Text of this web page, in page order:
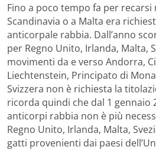
Fino a poco tempo fa per recarsi
Scandinavia o a Malta era
anticorpale rabbia. Dall’anno
per Regno Unito, Irlanda, Malta,
movimenti da e verso Andorra,
Liechtenstein, Principato di
Svizzera non è richiesta la
ricorda quindi che dal 1 gennaio
anticorpi rabbia non è più
Regno Unito, Irlanda, Malta,
gatti provenienti dai paesi